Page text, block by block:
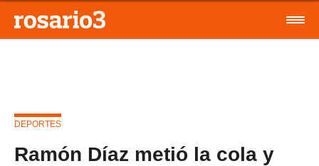
DEPORTES
Ramón Díaz metió la cola y